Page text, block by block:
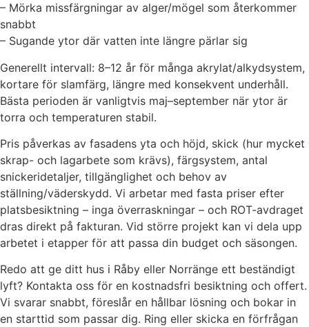
– Mörka missfärgningar av alger/mögel som återkommer
snabbt
– Sugande ytor där vatten inte längre pärlar sig
Generellt intervall: 8–12 år för många akrylat/alkydsystem,
kortare för slamfärg, längre med konsekvent underhåll.
Bästa perioden är vanligtvis maj–september när ytor är
torra och temperaturen stabil.
Pris påverkas av fasadens yta och höjd, skick (hur mycket
skrap- och lagarbete som krävs), färgsystem, antal
snickeridetaljer, tillgänglighet och behov av
ställning/väderskydd. Vi arbetar med fasta priser efter
platsbesiktning – inga överraskningar – och ROT-avdraget
dras direkt på fakturan. Vid större projekt kan vi dela upp
arbetet i etapper för att passa din budget och säsongen.
Redo att ge ditt hus i Råby eller Norränge ett beständigt
lyft? Kontakta oss för en kostnadsfri besiktning och offert.
Vi svarar snabbt, föreslår en hållbar lösning och bokar in
en starttid som passar dig. Ring eller skicka en förfrågan